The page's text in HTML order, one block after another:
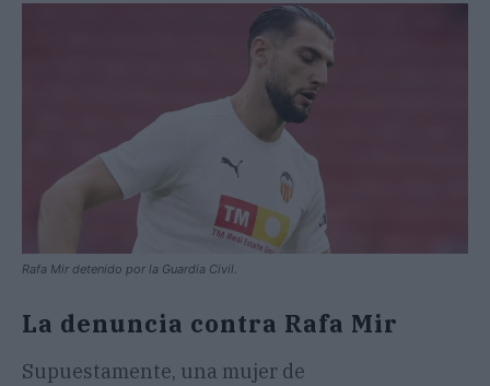
Rafa Mir detenido por la Guardia Civil.
La denuncia contra Rafa Mir
Supuestamente, una mujer de